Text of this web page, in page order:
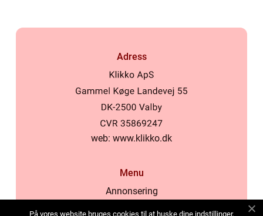
Adress
web: www.klikko.dk
Menu
Annonsering
På vores website bruges cookies til at huske dine indstillinger,